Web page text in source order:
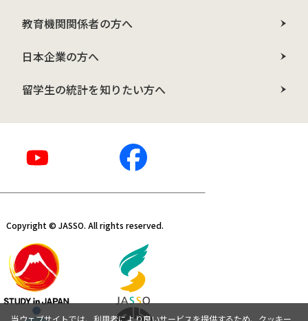
教育機関関係者の方へ
日本企業の方へ
留学生の統計を知りたい方へ
Copyright © JASSO. All rights reserved.
当ウェブサイトでは、利用者により良いサービスを提供するため、クッキー